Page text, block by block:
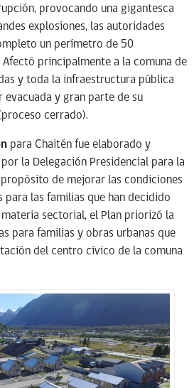
provocando una gigantesca
explosiones, las autoridades
un perímetro de 50
principalmente a la comuna de
y toda la infraestructura pública
y gran parte de su
cerrado).
para Chaitén fue elaborado y
la Delegación Presidencial para la
de mejorar las condiciones
para las familias que han decidido
materia sectorial, el Plan priorizó la
para familias y obras urbanas que
del centro cívico de la comuna